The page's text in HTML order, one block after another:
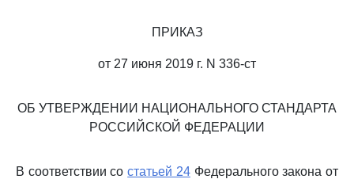
ПРИКАЗ
от 27 июня 2019 г. N 336-ст
ОБ УТВЕРЖДЕНИИ НАЦИОНАЛЬНОГО СТАНДАРТА
РОССИЙСКОЙ ФЕДЕРАЦИИ
В соответствии состатьей 24Федерального закона от